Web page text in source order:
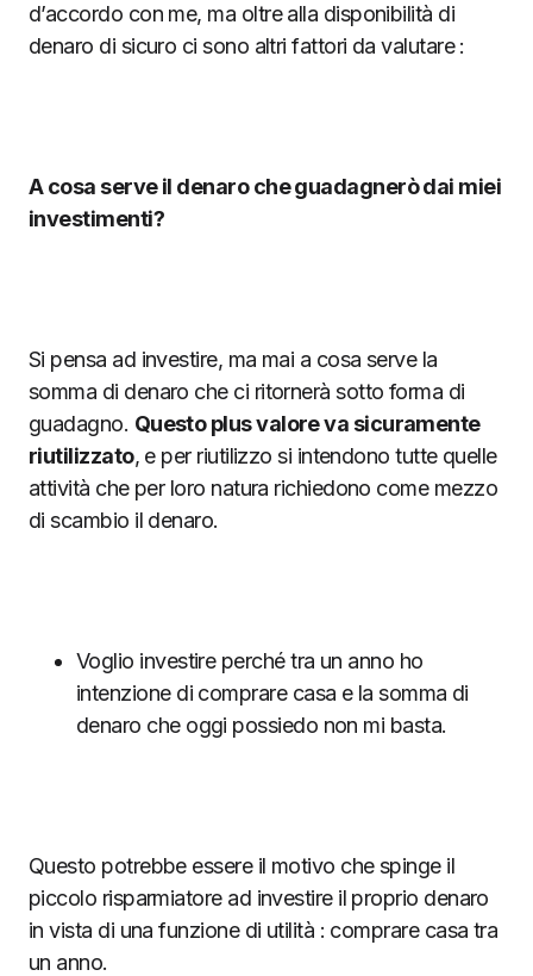
d’accordo con me, ma oltre alla disponibilità di
denaro di sicuro ci sono altri fattori da valutare :
A cosa serve il denaro che guadagnerò dai miei
investimenti?
Si pensa ad investire, ma mai a cosa serve la
somma di denaro che ci ritornerà sotto forma di
guadagno. Questo plus valore va sicuramente
riutilizzato, e per riutilizzo si intendono tutte quelle
attività che per loro natura richiedono come mezzo
di scambio il denaro.
Voglio investire perché tra un anno ho
intenzione di comprare casa e la somma di
denaro che oggi possiedo non mi basta.
Questo potrebbe essere il motivo che spinge il
piccolo risparmiatore ad investire il proprio denaro
in vista di una funzione di utilità : comprare casa tra
un anno.